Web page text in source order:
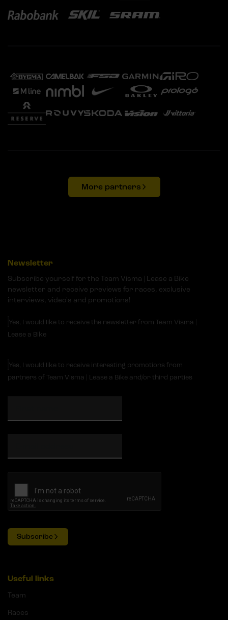
More partners
Newsletter
Subscribe yourself for the Team Visma | Lease a Bike
newsletter and receive previews for races, exclusive
interviews, video's and promotions!
Yes, I would like to receive the newsletter from Team Visma |
Lease a Bike
Yes, I would like to receive interesting promotions from
partners of Team Visma | Lease a Bike and/or third parties
Subscribe
Useful links
Team
Races